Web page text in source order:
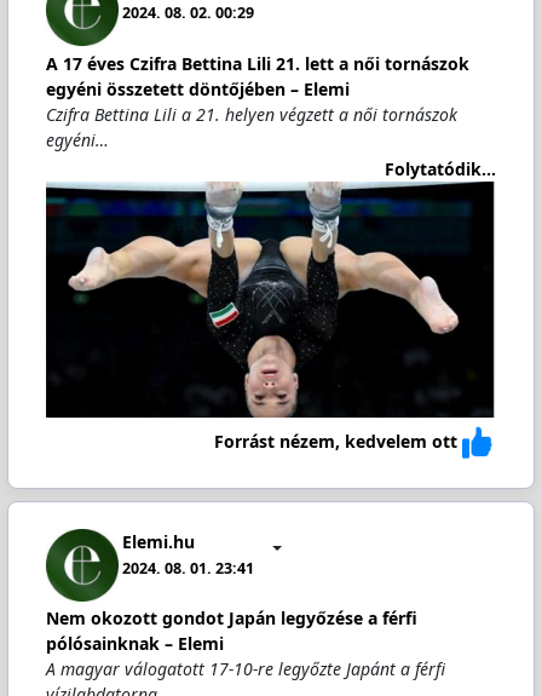
2024. 08. 02. 00:29
A 17 éves Czifra Bettina Lili 21. lett a női tornászok
egyéni összetett döntőjében – Elemi
Czifra Bettina Lili a 21. helyen végzett a női tornászok
egyéni…
Folytatódik...
Forrást nézem, kedvelem ott
Elemi.hu
2024. 08. 01. 23:41
Nem okozott gondot Japán legyőzése a férfi
pólósainknak – Elemi
A magyar válogatott 17-10-re legyőzte Japánt a férfi